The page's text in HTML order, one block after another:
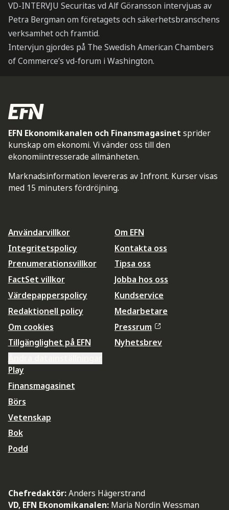
VD-INTERVJU Securitas vd Alf Göransson intervjuas av
Petra Bergman om företagets och säkerhetsbranschens
verksamhet och framtid.
Intervjun gjordes på The Swedish American Chambers
of Commerce’s vd-forum i Washington.
EFN Ekonomikanalen och Finansmagasinet sprider
kunskap om ekonomi. Vi vänder oss till den
ekonomiintresserade allmänheten.
Marknadsinformation levereras av Infront. Kurser visas
med 15 minuters fördröjning.
Användarvillkor
Integritetspolicy
Prenumerationsvillkor
FactSet villkor
Värdepapperspolicy
Redaktionell policy
Om cookies
Tillgänglighet på EFN
Om EFN
Kontakta oss
Tipsa oss
Jobba hos oss
Kundservice
Medarbetare
Pressrum
Nyhetsbrev
Play
Finansmagasinet
Börs
Vetenskap
Bok
Podd
Chefredaktör:Anders Hägerstrand
VD, EFN Ekonomikanalen: Maria Nordin Wessman